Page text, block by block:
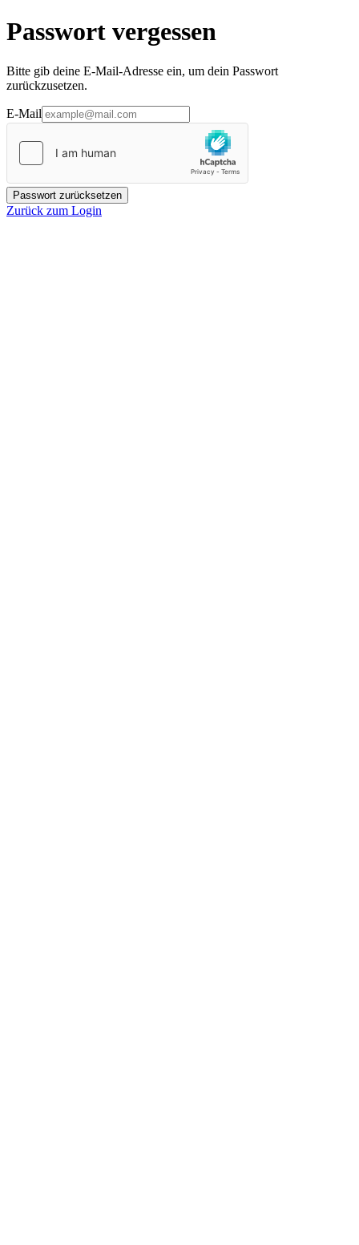
Passwort vergessen
Bitte gib deine E-Mail-Adresse ein, um dein Passwort
zurückzusetzen.
E-Mail
Passwort zurücksetzen
Zurück zum Login